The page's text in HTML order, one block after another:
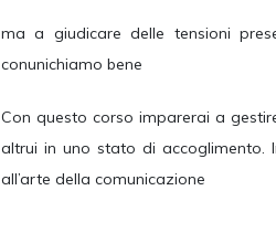
ma a giudicare delle tensioni
conunichiamo bene
Con questo corso imparerai a
altrui in uno stato di accoglimento.
all’arte della comunicazione